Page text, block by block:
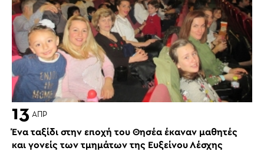
13 ΑΠΡ
Ένα ταξίδι στην εποχή του Θησέα έκαναν μαθητές
και γονείς των τμημάτων της Ευξείνου Λέσχης